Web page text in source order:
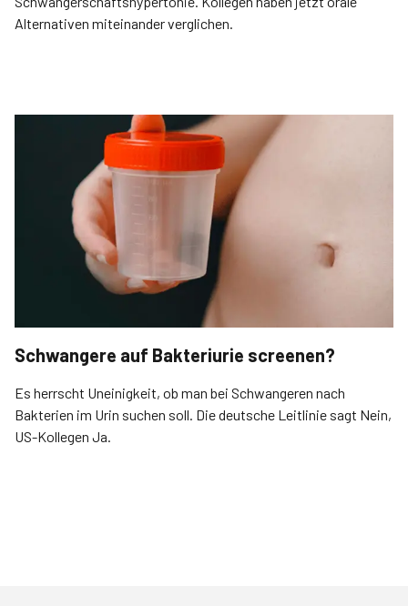
Alternativen miteinander verglichen.
Schwangere auf Bakteriurie screenen?
Es herrscht Uneinigkeit, ob man bei Schwangeren nach
Bakterien im Urin suchen soll. Die deutsche Leitlinie sagt Nein,
US-Kollegen Ja.